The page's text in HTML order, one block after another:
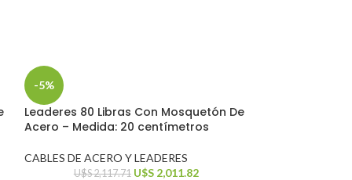
-5%
Leaderes 80 Libras Con Mosquetón De
Acero – Medida: 20 centímetros
CABLES DE ACERO Y LEADERES
U$S2,117.71 U$S 2,011.82